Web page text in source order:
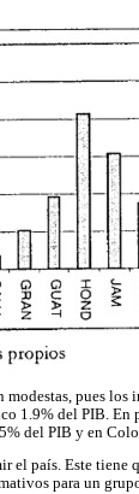
pues
1.9% del PIB.
del PIB y en
el país. Este
para un